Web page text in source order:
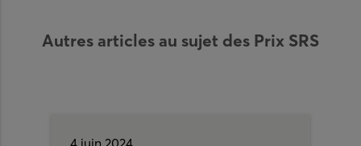
Autres articles au sujet des Prix SRS
4 juin 2024